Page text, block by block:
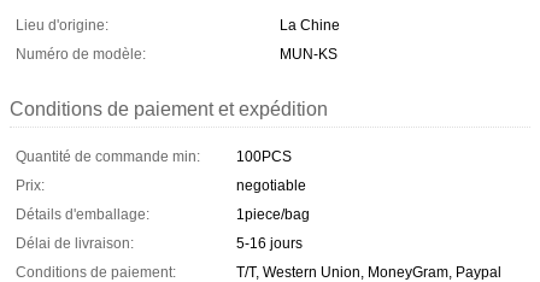
Lieu d'origine:
La Chine
Numéro de modèle:
MUN-KS
Conditions de paiement et expédition
Quantité de commande min:
100PCS
Prix:
negotiable
Détails d'emballage:
1piece/bag
Délai de livraison:
5-16 jours
Conditions de paiement:
T/T, Western Union, MoneyGram, Paypal